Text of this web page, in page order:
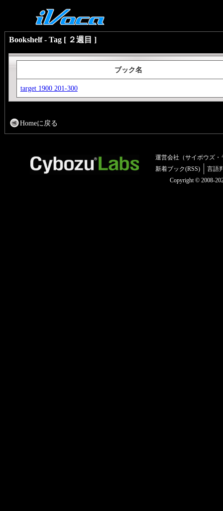
Bookshelf - Tag [ ２週目 ]
ブック名
target 1900 201-300
Homeに戻る
運営会社（サイボウズ・
新着ブック(RSS)
言語
Copyright © 2008-